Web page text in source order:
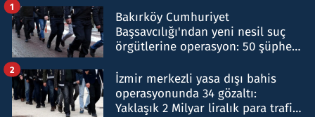
Bakırköy Cumhuriyet
Başsavcılığı'ndan yeni nesil suç
örgütlerine operasyon: 50 şüpheli
1
İzmir merkezli yasa dışı bahis
operasyonunda 34 gözaltı:
Yaklaşık 2 Milyar liralık para trafiği
2